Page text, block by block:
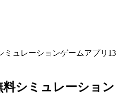
ミュレーションゲームアプリ13
シミュレーション